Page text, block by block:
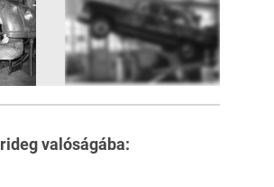
rideg valóságába: